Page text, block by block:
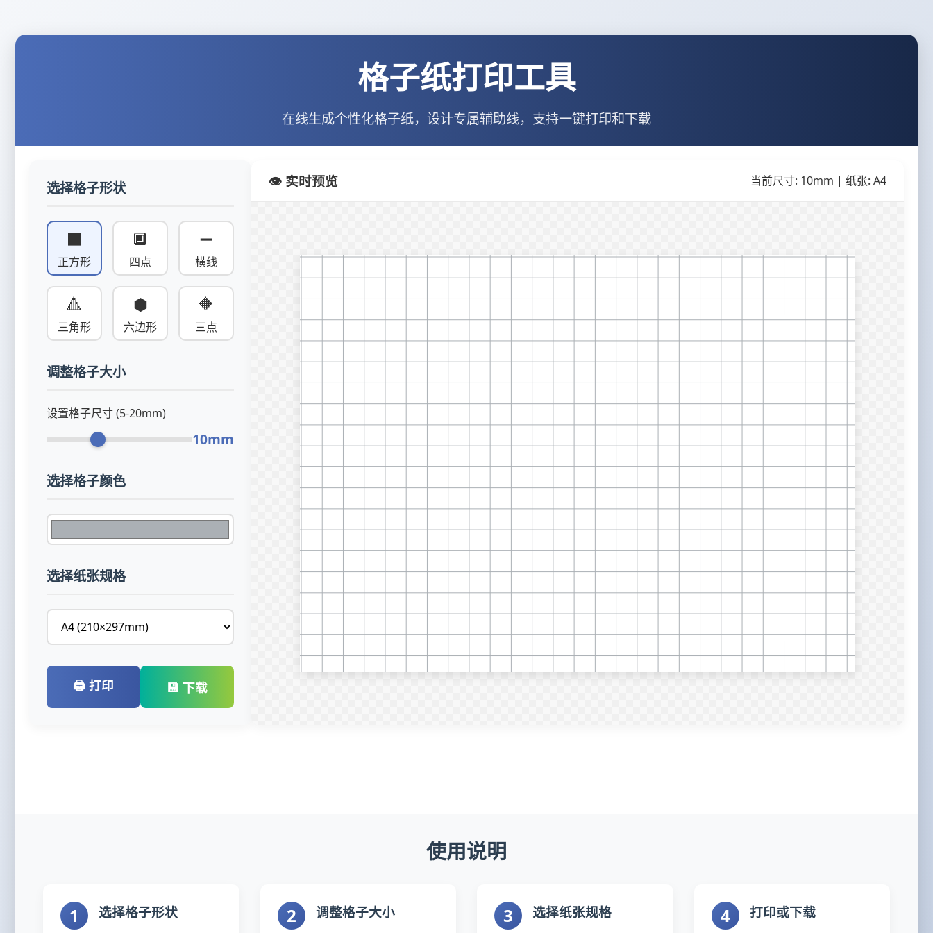
格子纸打印工具
在线生成个性化格子纸，设计专属辅助线，支持一键打印和下载
选择格子形状
⬛
正方形
🔲
四点
➖
横线
🔺
三角形
⬢
六边形
🔶
三点
调整格子大小
设置格子尺寸 (5-20mm)
10mm
选择格子颜色
选择纸张规格
🖨️ 打印 💾 下载
👁️ 实时预览 当前尺寸: 10mm | 纸张: A4
使用说明
选择格子形状 调整格子大小 选择纸张规格 打印或下载